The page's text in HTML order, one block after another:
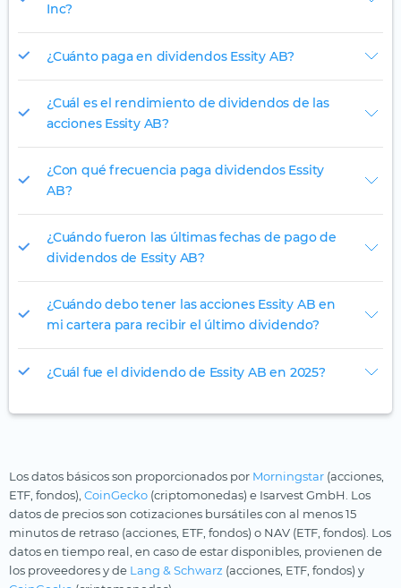
Inc?
¿Cuánto paga en dividendos Essity AB?
¿Cuál es el rendimiento de dividendos de las
acciones Essity AB?
¿Con qué frecuencia paga dividendos Essity
AB?
¿Cuándo fueron las últimas fechas de pago de
dividendos de Essity AB?
¿Cuándo debo tener las acciones Essity AB en
mi cartera para recibir el último dividendo?
¿Cuál fue el dividendo de Essity AB en 2025?
Los datos básicos son proporcionados por Morningstar (acciones,
ETF, fondos), CoinGecko (criptomonedas) e Isarvest GmbH. Los
datos de precios son cotizaciones bursátiles con al menos 15
minutos de retraso (acciones, ETF, fondos) o NAV (ETF, fondos). Los
datos en tiempo real, en caso de estar disponibles, provienen de
los proveedores y de Lang & Schwarz (acciones, ETF, fondos) y